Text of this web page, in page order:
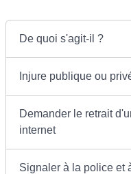
De quoi s'agit-il ?
Injure publique ou
Demander le retrait
internet
Signaler à la police et